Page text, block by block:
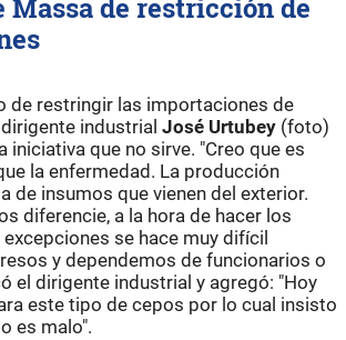
Massa de restricción de
de restringir las importaciones de
dirigente industrial José Urtubey (foto)
iniciativa que no sirve. "Creo que es
la enfermedad. La producción
de insumos que vienen del exterior.
diferencie, a la hora de hacer los
se hace muy difícil
y dependemos de funcionarios o
el dirigente industrial y agregó: "Hoy
este tipo de cepos por lo cual insisto
es malo".